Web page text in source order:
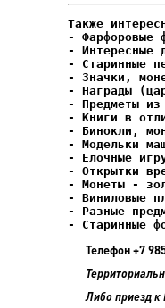
- Фарфоровые
- Интересные
- Елочные
- Старинные
Телефон +7
Либо приезд к